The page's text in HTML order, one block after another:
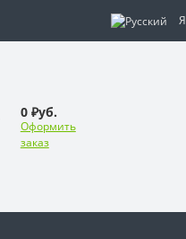
0 ₽уб.
Оформить
заказ